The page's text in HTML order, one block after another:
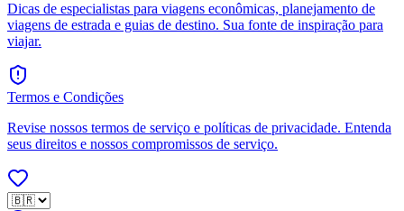
Dicas de especialistas para viagens econômicas, planejamento de
viagens de estrada e guias de destino. Sua fonte de inspiração para
viajar.
Termos e Condições
Revise nossos termos de serviço e políticas de privacidade. Entenda
seus direitos e nossos compromissos de serviço.